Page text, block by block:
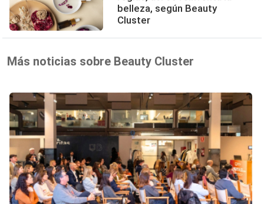
belleza, según Beauty
Cluster
Más noticias sobre Beauty Cluster